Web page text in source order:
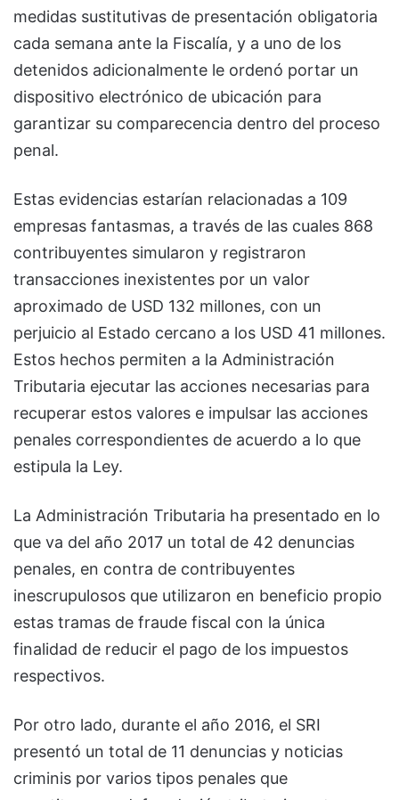
medidas sustitutivas de presentación obligatoria
cada semana ante la Fiscalía, y a uno de los
detenidos adicionalmente le ordenó portar un
dispositivo electrónico de ubicación para
garantizar su comparecencia dentro del proceso
penal.
Estas evidencias estarían relacionadas a 109
empresas fantasmas, a través de las cuales 868
contribuyentes simularon y registraron
transacciones inexistentes por un valor
aproximado de USD 132 millones, con un
perjuicio al Estado cercano a los USD 41 millones.
Estos hechos permiten a la Administración
Tributaria ejecutar las acciones necesarias para
recuperar estos valores e impulsar las acciones
penales correspondientes de acuerdo a lo que
estipula la Ley.
La Administración Tributaria ha presentado en lo
que va del año 2017 un total de 42 denuncias
penales, en contra de contribuyentes
inescrupulosos que utilizaron en beneficio propio
estas tramas de fraude fiscal con la única
finalidad de reducir el pago de los impuestos
respectivos.
Por otro lado, durante el año 2016, el SRI
presentó un total de 11 denuncias y noticias
criminis por varios tipos penales que